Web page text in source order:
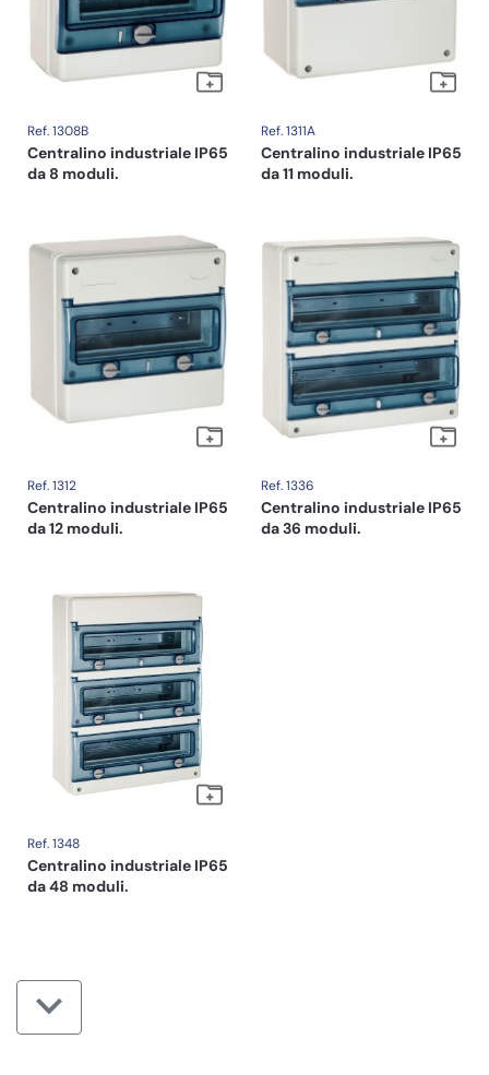
Ref. 1308B
Centralino industriale IP65
da 8 moduli.
Ref. 1311A
Centralino industriale IP65
da 11 moduli.
Ref. 1312
Centralino industriale IP65
da 12 moduli.
Ref. 1336
Centralino industriale IP65
da 36 moduli.
Ref. 1348
Centralino industriale IP65
da 48 moduli.